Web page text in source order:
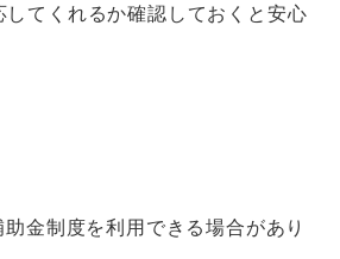
くれるか確認しておくと安心
金制度を利用できる場合があり